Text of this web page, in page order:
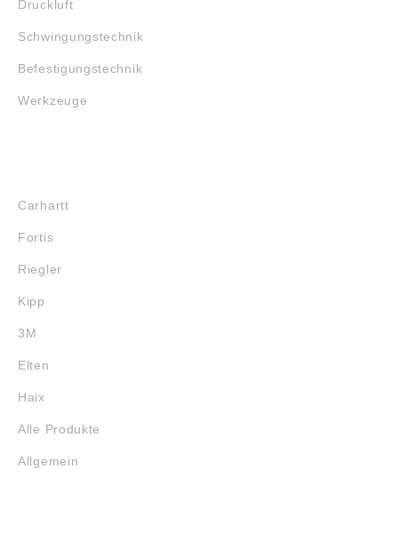
Druckluft
Schwingungstechnik
Befestigungstechnik
Werkzeuge
Carhartt
Fortis
Riegler
Kipp
3M
Elten
Haix
Alle Produkte
Allgemein